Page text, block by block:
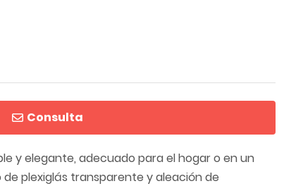
Consulta
y elegante, adecuado para el hogar o en un
plexiglás transparente y aleación de